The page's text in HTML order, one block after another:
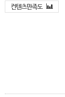
컨텐츠만족도